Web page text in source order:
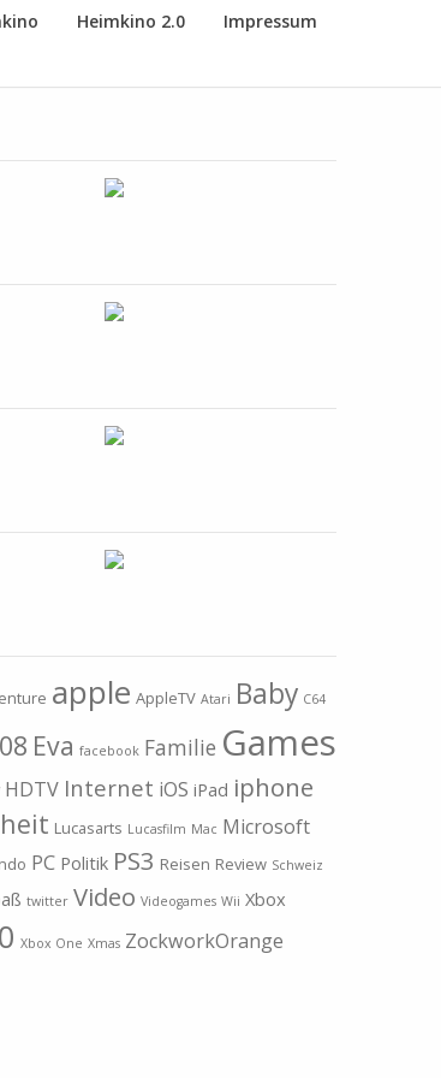
Heimkino 2.0 Impressum
apple AppleTV Atari Baby C64
Eva facebook Familie Games
HDTV Internet iOS iPad iphone
Lucasarts Lucasfilm Mac Microsoft
PC Politik PS3 Reisen Review Schweiz
twitter Video Videogames Wii Xbox
Xbox One Xmas ZockworkOrange